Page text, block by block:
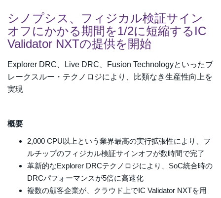
シノプシス、フィジカル検証サイン
オフにかかる期間を1/2に短縮するIC
Validator NXTの提供を開始
Explorer DRC、Live DRC、Fusion Technologyといったブ
レークスルー・テクノロジにより、比類なき生産性向上を
実現
概要
2,000 CPU以上という業界最高の実行拡張性により、フ
ルチップのフィジカル検証サインオフが数時間で完了
革新的なExplorer DRCテクノロジにより、SoC統合時の
DRCパフォーマンスが5倍に高速化
複数の顧客企業が、クラウド上でIC Validator NXTを用